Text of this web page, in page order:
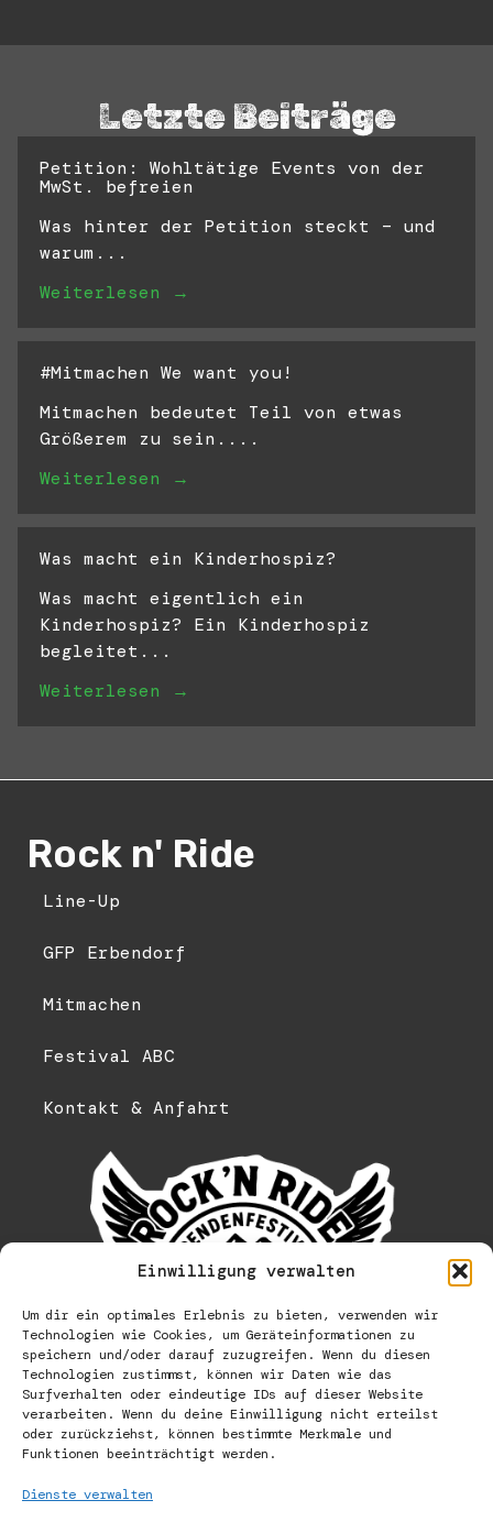
Einwilligung verwalten
Um dir ein optimales Erlebnis zu bieten, verwenden wir
Technologien wie Cookies, um Geräteinformationen zu
speichern und/oder darauf zuzugreifen. Wenn du diesen
Technologien zustimmst, können wir Daten wie das
Surfverhalten oder eindeutige IDs auf dieser Website
verarbeiten. Wenn du deine Einwilligung nicht erteilst
oder zurückziehst, können bestimmte Merkmale und
Funktionen beeinträchtigt werden.
Dienste verwalten
Letzte Beiträge
Petition: Wohltätige Events von der
MwSt. befreien
Was hinter der Petition steckt – und
warum...
Weiterlesen →
#Mitmachen We want you!
Mitmachen bedeutet Teil von etwas
Größerem zu sein....
Weiterlesen →
Was macht ein Kinderhospiz?
Was macht eigentlich ein
Kinderhospiz? Ein Kinderhospiz
begleitet...
Weiterlesen →
Rock n' Ride
Line-Up
GFP Erbendorf
Mitmachen
Festival ABC
Kontakt & Anfahrt